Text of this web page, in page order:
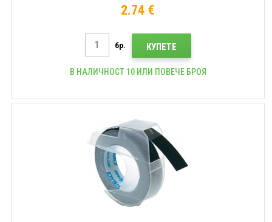
2.74 €
бр. КУПЕТЕ
В НАЛИЧНОСТ 10 ИЛИ ПОВЕЧЕ БРОЯ